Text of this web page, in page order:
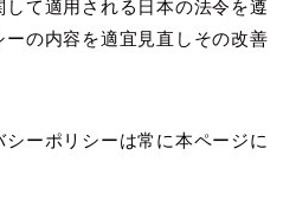
て適用される日本の法令を遵
の内容を適宜見直しその改善
ーポリシーは常に本ページに